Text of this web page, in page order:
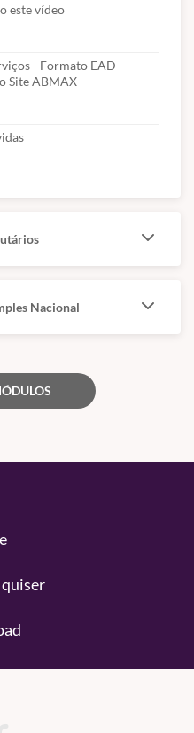
este vídeo
- Formato EAD
Site ABMAX
Nacional
quiser